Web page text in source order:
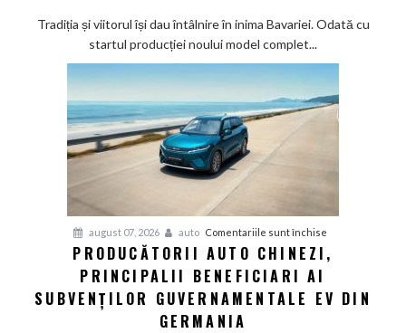
Cea
BMW
renunță
și
100%
Tradiția și viitorul își dau întâlnire în inima Bavariei. Odată cu
startul producției noului model complet...
august 07, 2026 auto Comentariile sunt închise
chinezi,
PRODUCĂTORII AUTO CHINEZI,
PRINCIPALII BENEFICIARI AI
SUBVENȚILOR GUVERNAMENTALE EV DIN
GERMANIA